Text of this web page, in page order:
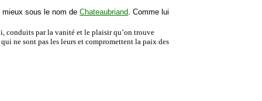
mieux sous le nom deChateaubriand . Comme lui
conduits par la vanité et le plaisir qu’on trouve
ne sont pas les leurs et compromettent la paix des